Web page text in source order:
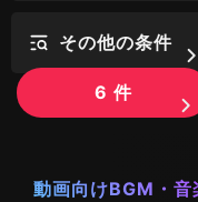
その他の条件
6 件
動画向けBGM・音